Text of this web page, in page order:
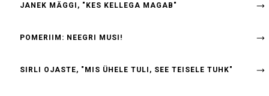
JANEK MÄGGI, "KES KELLEGA MAGAB"
POMERIIM: NEEGRI MUSI!
SIRLI OJASTE, "MIS ÜHELE TULI, SEE TEISELE TUHK"